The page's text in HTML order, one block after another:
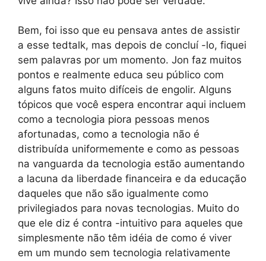
Bem, foi isso que eu pensava antes de assistir
a esse tedtalk, mas depois de concluí -lo, fiquei
sem palavras por um momento. Jon faz muitos
pontos e realmente educa seu público com
alguns fatos muito difíceis de engolir. Alguns
tópicos que você espera encontrar aqui incluem
como a tecnologia piora pessoas menos
afortunadas, como a tecnologia não é
distribuída uniformemente e como as pessoas
na vanguarda da tecnologia estão aumentando
a lacuna da liberdade financeira e da educação
daqueles que não são igualmente como
privilegiados para novas tecnologias. Muito do
que ele diz é contra -intuitivo para aqueles que
simplesmente não têm idéia de como é viver
em um mundo sem tecnologia relativamente